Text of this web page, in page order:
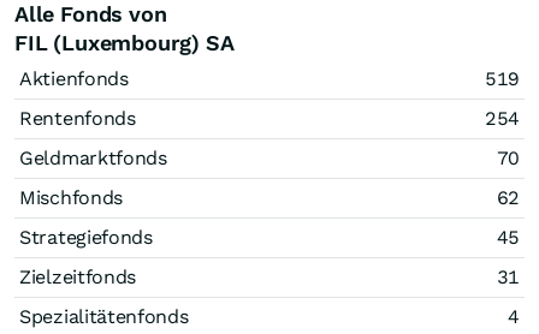
Alle Fonds von
FIL (Luxembourg) SA
Aktienfonds
519
Rentenfonds
254
Geldmarktfonds
70
Mischfonds
62
Strategiefonds
45
Zielzeitfonds
31
Spezialitätenfonds
4